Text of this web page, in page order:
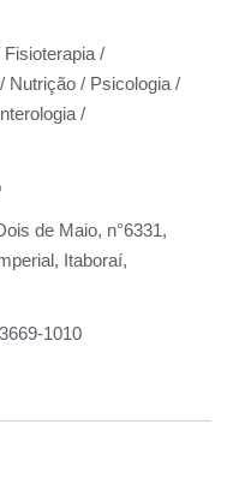
/
Nutrição / Psicologia /
/
de Maio, n°6331,
Itaboraí,
1010